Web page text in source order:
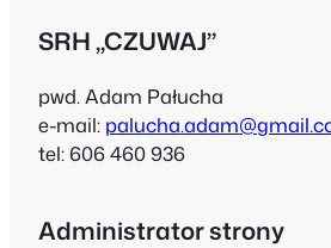
SRH „CZUWAJ”
pwd. Adam Pałucha
e-mail:
tel: 606 460 936
Administrator strony